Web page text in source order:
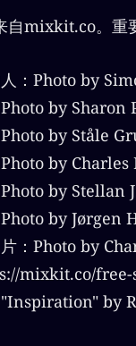
自mixkit.co。重
：Photo by
by
by Ståle
by
by Stellan
by Jørgen
片：Photo by
mixkit.co/
"Inspiration" by